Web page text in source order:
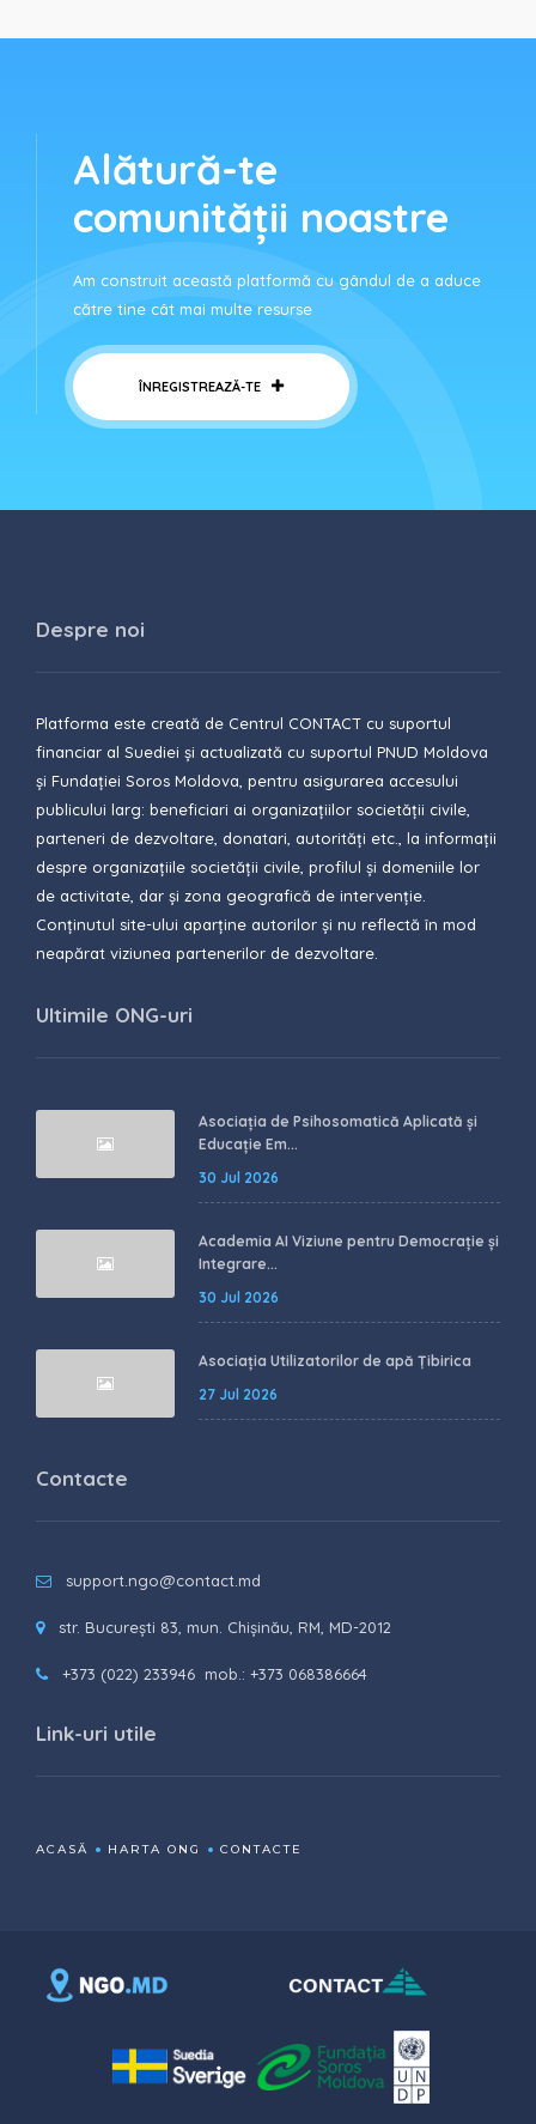
Alătură-te
comunității noastre
Am construit această platformă cu gândul de a aduce
către tine cât mai multe resurse
ÎNREGISTREAZĂ-TE
Despre noi
Platforma este creată de Centrul CONTACT cu suportul
financiar al Suediei și actualizată cu suportul PNUD Moldova
și Fundației Soros Moldova, pentru asigurarea accesului
publicului larg: beneficiari ai organizațiilor societății civile,
parteneri de dezvoltare, donatari, autorități etc., la informații
despre organizațiile societății civile, profilul și domeniile lor
de activitate, dar și zona geografică de intervenție.
Conținutul site-ului aparține autorilor și nu reflectă în mod
neapărat viziunea partenerilor de dezvoltare.
Ultimile ONG-uri
Asociația de Psihosomatică Aplicată și
Educație Em...
30 Jul 2026
Academia AI Viziune pentru Democrație și
Integrare...
30 Jul 2026
Asociația Utilizatorilor de apă Țibirica
27 Jul 2026
Contacte
support.ngo@contact.md
str. București 83, mun. Chișinău, RM, MD-2012
+373 (022) 233946 mob.: +373 068386664
Link-uri utile
ACASĂ HARTA ONG CONTACTE